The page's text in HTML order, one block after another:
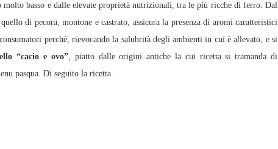
molto basso e dalle elevate proprietà nutrizionali, tra le più ricche di ferro. Dal
di pecora, montone e castrato, assicura la presenza di aromi caratteristici
perché, rievocando la salubrità degli ambienti in cui è allevato, e si
“cacio e ovo”, piatto dalle origini antiche la cui ricetta si tramanda di
pasqua. Di seguito la ricetta.